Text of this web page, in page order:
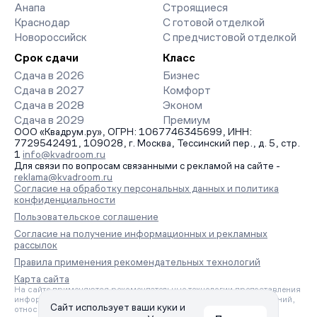
Анапа
Краснодар
Новороссийск
Строящиеся
С готовой отделкой
С предчистовой отделкой
Срок сдачи
Сдача в 2026
Сдача в 2027
Сдача в 2028
Сдача в 2029
Класс
Бизнес
Комфорт
Эконом
Премиум
ООО «Квадрум.ру», ОГРН: 1067746345699, ИНН:
7729542491, 109028, г. Москва, Тессинский пер., д. 5, стр.
1 info@kvadroom.ru
Для связи по вопросам связанными с рекламой на сайте -
reklama@kvadroom.ru
Согласие на обработку персональных данных и политика
конфиденциальности
Пользовательское соглашение
Согласие на получение информационных и рекламных
рассылок
Правила применения рекомендательных технологий
Карта сайта
На сайте применяются рекомендательные технологии предоставления
информации на основе сбора, систематизации и анализа сведений,
относящихся к предпочтениям пользователей сети «Интернет»,
Сайт использует ваши куки и